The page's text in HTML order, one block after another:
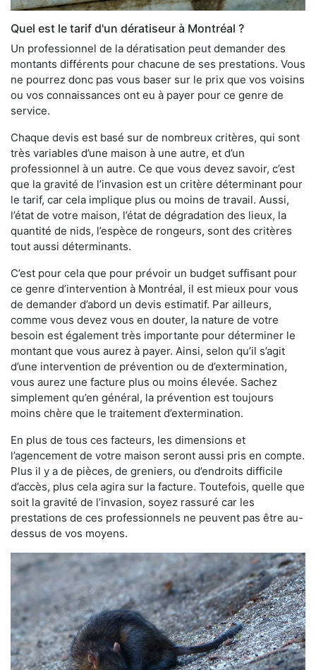
Quel est le tarif d'un dératiseur à Montréal ?
Un professionnel de la dératisation peut demander des
montants différents pour chacune de ses prestations. Vous
ne pourrez donc pas vous baser sur le prix que vos voisins
ou vos connaissances ont eu à payer pour ce genre de
service.
Chaque devis est basé sur de nombreux critères, qui sont
très variables d’une maison à une autre, et d’un
professionnel à un autre. Ce que vous devez savoir, c’est
que la gravité de l’invasion est un critère déterminant pour
le tarif, car cela implique plus ou moins de travail. Aussi,
l’état de votre maison, l’état de dégradation des lieux, la
quantité de nids, l’espèce de rongeurs, sont des critères
tout aussi déterminants.
C’est pour cela que pour prévoir un budget suffisant pour
ce genre d’intervention à Montréal, il est mieux pour vous
de demander d’abord un devis estimatif. Par ailleurs,
comme vous devez vous en douter, la nature de votre
besoin est également très importante pour déterminer le
montant que vous aurez à payer. Ainsi, selon qu’il s’agit
d’une intervention de prévention ou de d’extermination,
vous aurez une facture plus ou moins élevée. Sachez
simplement qu’en général, la prévention est toujours
moins chère que le traitement d’extermination.
En plus de tous ces facteurs, les dimensions et
l’agencement de votre maison seront aussi pris en compte.
Plus il y a de pièces, de greniers, ou d’endroits difficile
d’accès, plus cela agira sur la facture. Toutefois, quelle que
soit la gravité de l’invasion, soyez rassuré car les
prestations de ces professionnels ne peuvent pas être au-
dessus de vos moyens.